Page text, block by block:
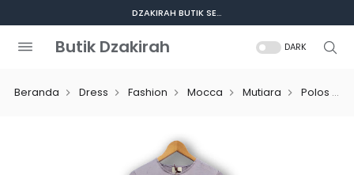
DZAKIRAH BUTIK SELALU ADA BUAT KAMU
Butik Dzakirah DARK
Beranda Dress Fashion Mocca Mutiara Polos